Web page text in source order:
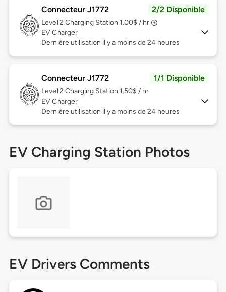
Connecteur J1772 2/2 Disponible
Level 2 Charging Station 1.00$ / hr
EV Charger
Dernière utilisation il y a moins de 24 heures
Connecteur J1772 1/1 Disponible
Level 2 Charging Station 1.50$ / hr
EV Charger
Dernière utilisation il y a moins de 24 heures
EV Charging Station Photos
EV Drivers Comments